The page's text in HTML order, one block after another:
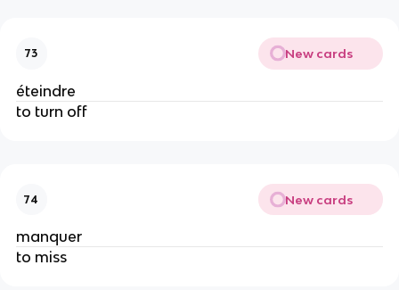
73 New cards
éteindre
to turn off
74 New cards
manquer
to miss